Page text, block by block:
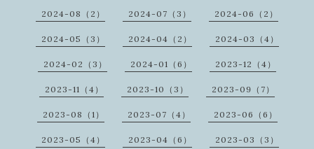
2024-08（2） 2024-07（3） 2024-06（2）
2024-05（3） 2024-04（2） 2024-03（4）
2024-02（3） 2024-01（6） 2023-12（4）
2023-11（4） 2023-10（3） 2023-09（7）
2023-08（1） 2023-07（4） 2023-06（6）
2023-05（4） 2023-04（6） 2023-03（3）